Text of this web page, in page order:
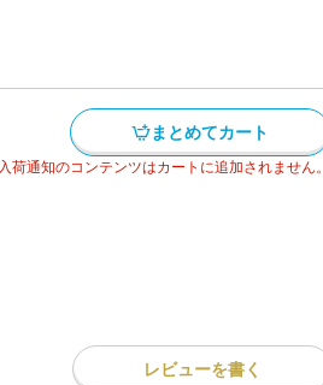
まとめてカート
荷通知のコンテンツはカートに追加されません。
レビューを書く